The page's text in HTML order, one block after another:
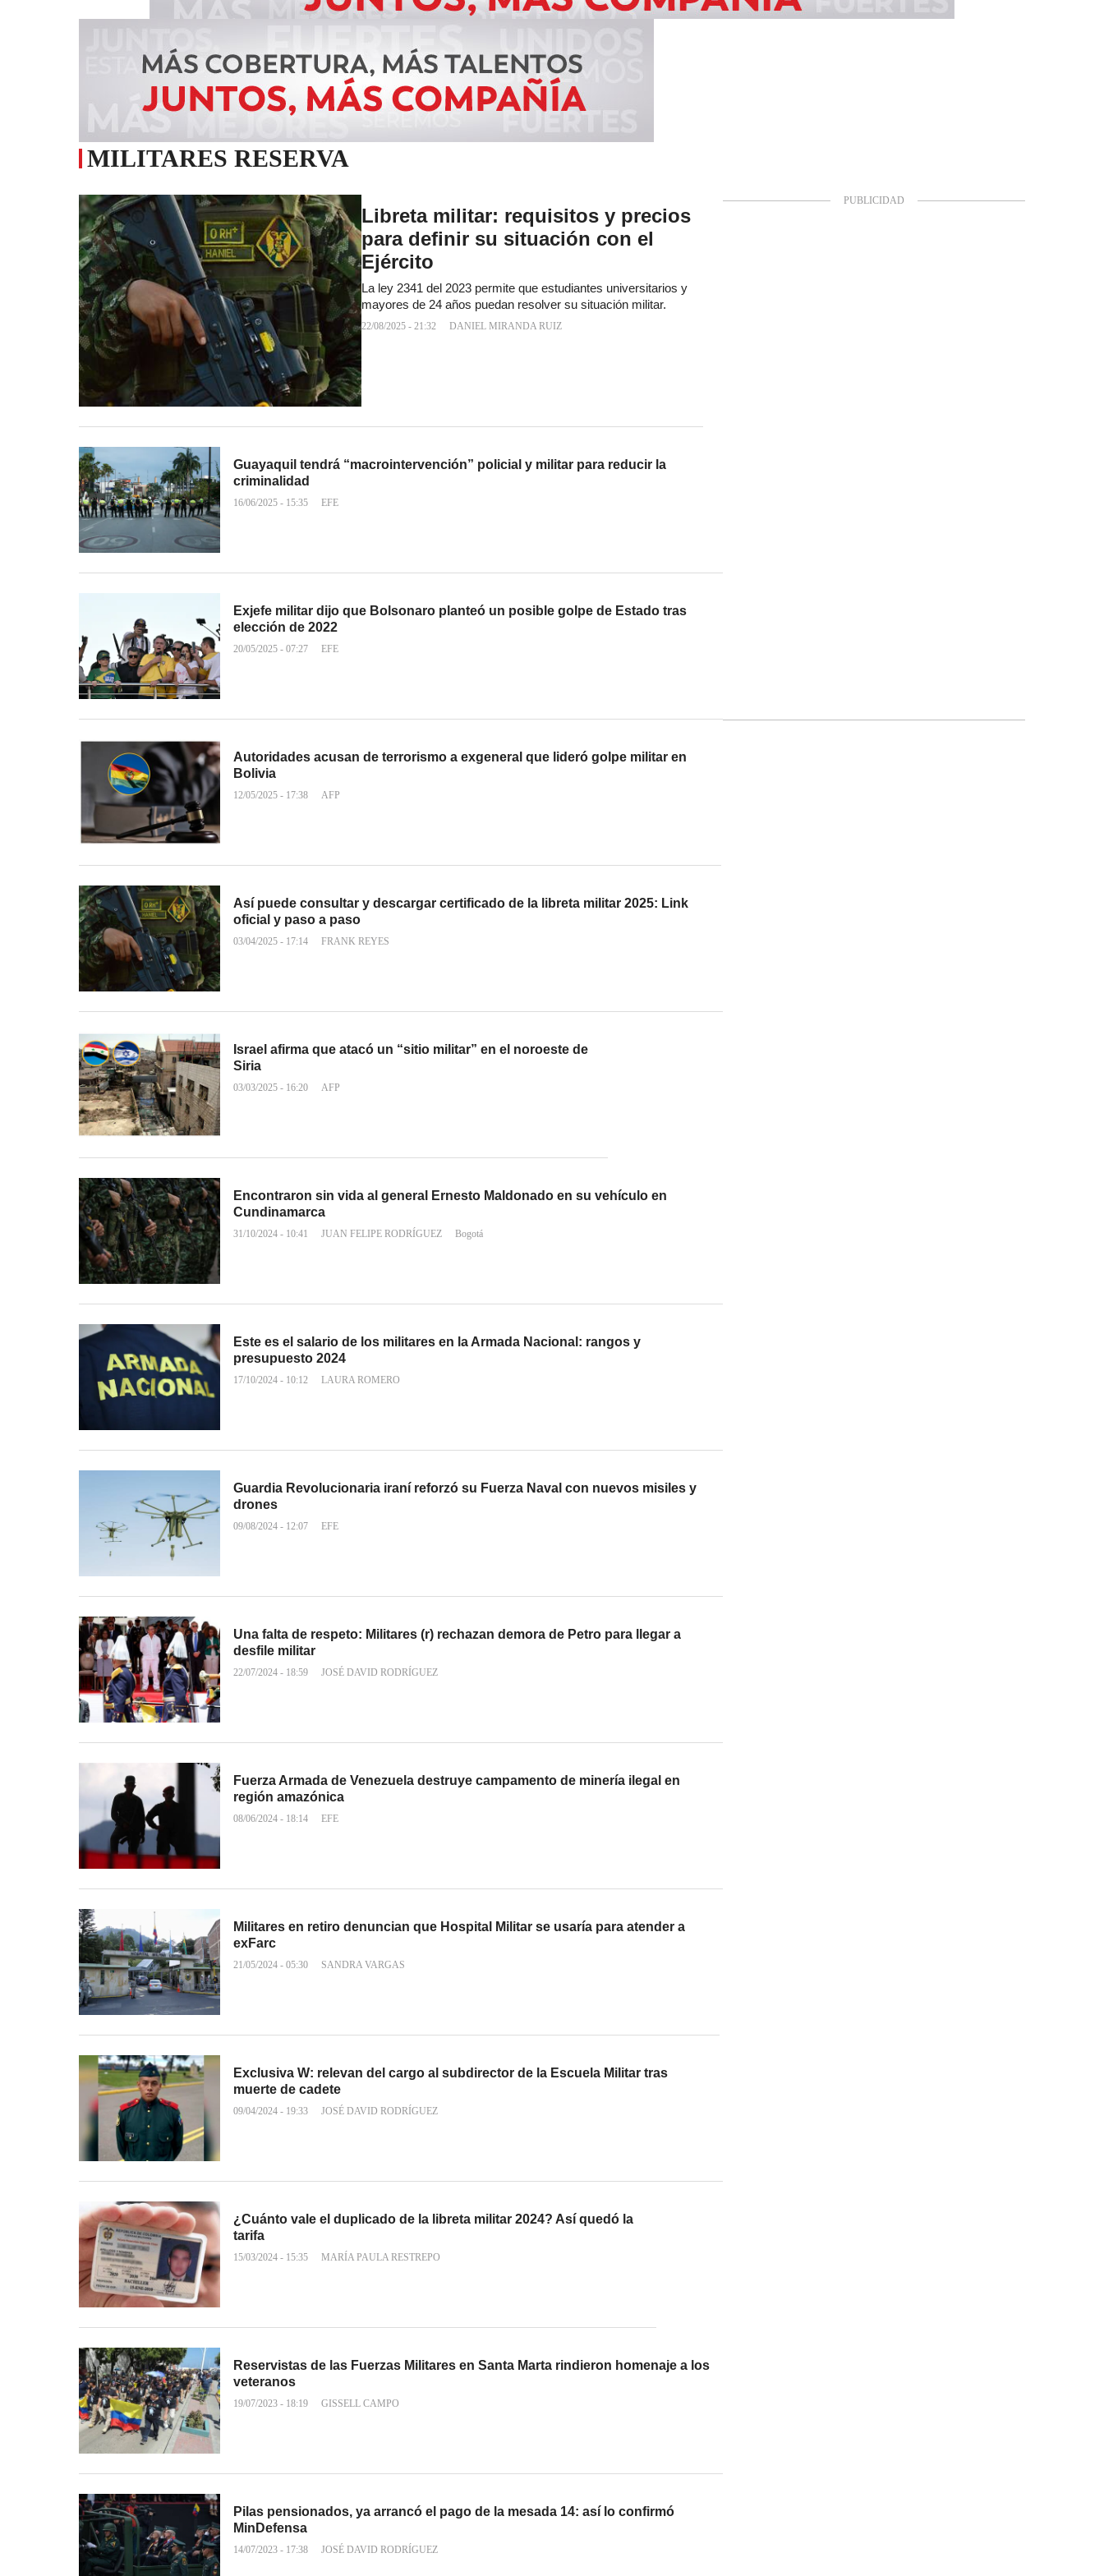
MILITARES RESERVA
Libreta militar: requisitos y precios
para definir su situación con el
Ejército
La ley 2341 del 2023 permite que estudiantes universitarios y
mayores de 24 años puedan resolver su situación militar.
22/08/2025 - 21:32 DANIEL MIRANDA RUIZ
Guayaquil tendrá “macrointervención” policial y militar para reducir la
criminalidad
16/06/2025 - 15:35 EFE
Exjefe militar dijo que Bolsonaro planteó un posible golpe de Estado tras
elección de 2022
20/05/2025 - 07:27 EFE
Autoridades acusan de terrorismo a exgeneral que lideró golpe militar en
Bolivia
12/05/2025 - 17:38 AFP
Así puede consultar y descargar certificado de la libreta militar 2025: Link
oficial y paso a paso
03/04/2025 - 17:14 FRANK REYES
Israel afirma que atacó un “sitio militar” en el noroeste de
Siria
03/03/2025 - 16:20 AFP
Encontraron sin vida al general Ernesto Maldonado en su vehículo en
Cundinamarca
31/10/2024 - 10:41 JUAN FELIPE RODRÍGUEZ Bogotá
Este es el salario de los militares en la Armada Nacional: rangos y
presupuesto 2024
17/10/2024 - 10:12 LAURA ROMERO
Guardia Revolucionaria iraní reforzó su Fuerza Naval con nuevos misiles y
drones
09/08/2024 - 12:07 EFE
Una falta de respeto: Militares (r) rechazan demora de Petro para llegar a
desfile militar
22/07/2024 - 18:59 JOSÉ DAVID RODRÍGUEZ
Fuerza Armada de Venezuela destruye campamento de minería ilegal en
región amazónica
08/06/2024 - 18:14 EFE
Militares en retiro denuncian que Hospital Militar se usaría para atender a
exFarc
21/05/2024 - 05:30 SANDRA VARGAS
Exclusiva W: relevan del cargo al subdirector de la Escuela Militar tras
muerte de cadete
09/04/2024 - 19:33 JOSÉ DAVID RODRÍGUEZ
¿Cuánto vale el duplicado de la libreta militar 2024? Así quedó la
tarifa
15/03/2024 - 15:35 MARÍA PAULA RESTREPO
Reservistas de las Fuerzas Militares en Santa Marta rindieron homenaje a los
veteranos
19/07/2023 - 18:19 GISSELL CAMPO
Pilas pensionados, ya arrancó el pago de la mesada 14: así lo confirmó
MinDefensa
14/07/2023 - 17:38 JOSÉ DAVID RODRÍGUEZ